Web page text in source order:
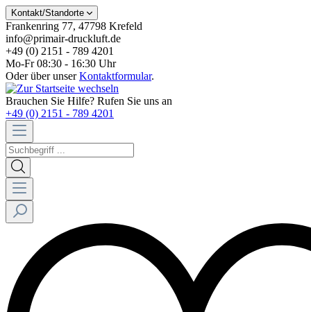
Kontakt/Standorte
Frankenring 77, 47798 Krefeld
info@primair-druckluft.de
+49 (0) 2151 - 789 4201
Mo-Fr 08:30 - 16:30 Uhr
Oder über unserKontaktformular.
Brauchen Sie Hilfe? Rufen Sie uns an
+49 (0) 2151 - 789 4201